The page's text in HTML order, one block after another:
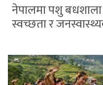
नेपालमा पशु
स्वच्छता र